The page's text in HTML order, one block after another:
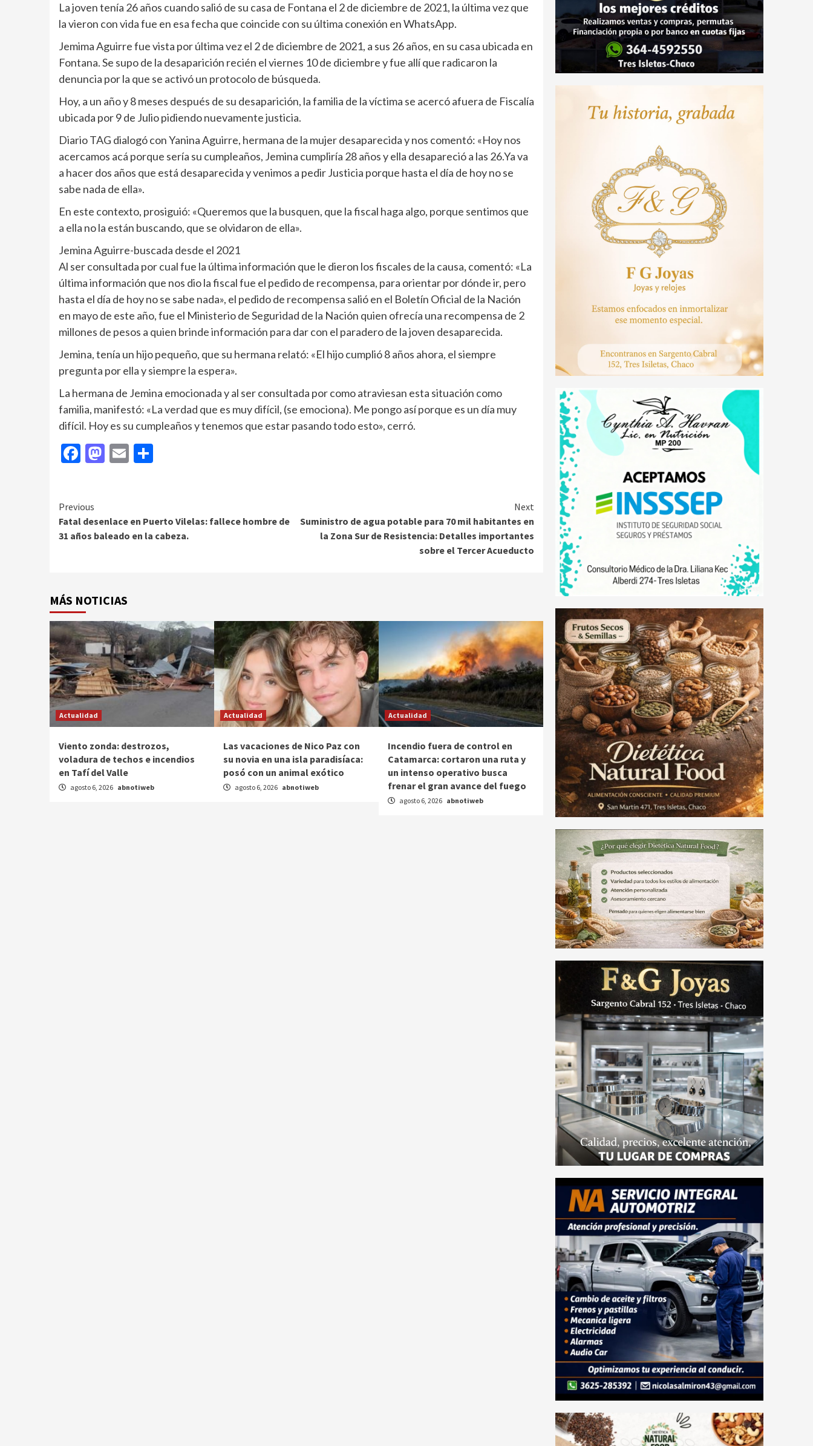
La joven tenía 26 años cuando salió de su casa de Fontana el 2 de diciembre de 2021, la última vez que
la vieron con vida fue en esa fecha que coincide con su última conexión en WhatsApp.
Jemima Aguirre fue vista por última vez el 2 de diciembre de 2021, a sus 26 años, en su casa ubicada en
Fontana. Se supo de la desaparición recién el viernes 10 de diciembre y fue allí que radicaron la
denuncia por la que se activó un protocolo de búsqueda.
Hoy, a un año y 8 meses después de su desaparición, la familia de la víctima se acercó afuera de Fiscalía
ubicada por 9 de Julio pidiendo nuevamente justicia.
Diario TAG dialogó con Yanina Aguirre, hermana de la mujer desaparecida y nos comentó: «Hoy nos
acercamos acá porque sería su cumpleaños, Jemina cumpliría 28 años y ella desapareció a las 26.Ya va
a hacer dos años que está desaparecida y venimos a pedir Justicia porque hasta el día de hoy no se
sabe nada de ella».
En este contexto, prosiguió: «Queremos que la busquen, que la fiscal haga algo, porque sentimos que
a ella no la están buscando, que se olvidaron de ella».
Jemina Aguirre-buscada desde el 2021
Al ser consultada por cual fue la última información que le dieron los fiscales de la causa, comentó: «La
última información que nos dio la fiscal fue el pedido de recompensa, para orientar por dónde ir, pero
hasta el día de hoy no se sabe nada», el pedido de recompensa salió en el Boletín Oficial de la Nación
en mayo de este año, fue el Ministerio de Seguridad de la Nación quien ofrecía una recompensa de 2
millones de pesos a quien brinde información para dar con el paradero de la joven desaparecida.
Jemina, tenía un hijo pequeño, que su hermana relató: «El hijo cumplió 8 años ahora, el siempre
pregunta por ella y siempre la espera».
La hermana de Jemina emocionada y al ser consultada por como atraviesan esta situación como
familia, manifestó: «La verdad que es muy difícil, (se emociona). Me pongo así porque es un día muy
difícil. Hoy es su cumpleaños y tenemos que estar pasando todo esto», cerró.
Facebook
Mastodon
Email
Continue
Reading
Previous
Fatal desenlace en Puerto Vilelas: fallece hombre de
31 años baleado en la cabeza.
Next
Suministro de agua potable para 70 mil habitantes en
la Zona Sur de Resistencia: Detalles importantes
sobre el Tercer Acueducto
MÁS NOTICIAS
Actualidad
Viento zonda: destrozos,
voladura de techos e incendios
en Tafí del Valle
agosto 6, 2026 abnotiweb
Actualidad
Las vacaciones de Nico Paz con
su novia en una isla paradisíaca:
posó con un animal exótico
agosto 6, 2026 abnotiweb
Actualidad
Incendio fuera de control en
Catamarca: cortaron una ruta y
un intenso operativo busca
frenar el gran avance del fuego
agosto 6, 2026 abnotiweb